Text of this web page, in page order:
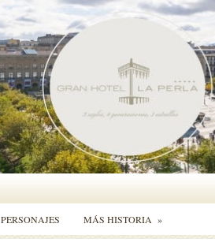
PERSONAJES MÁS HISTORIA »